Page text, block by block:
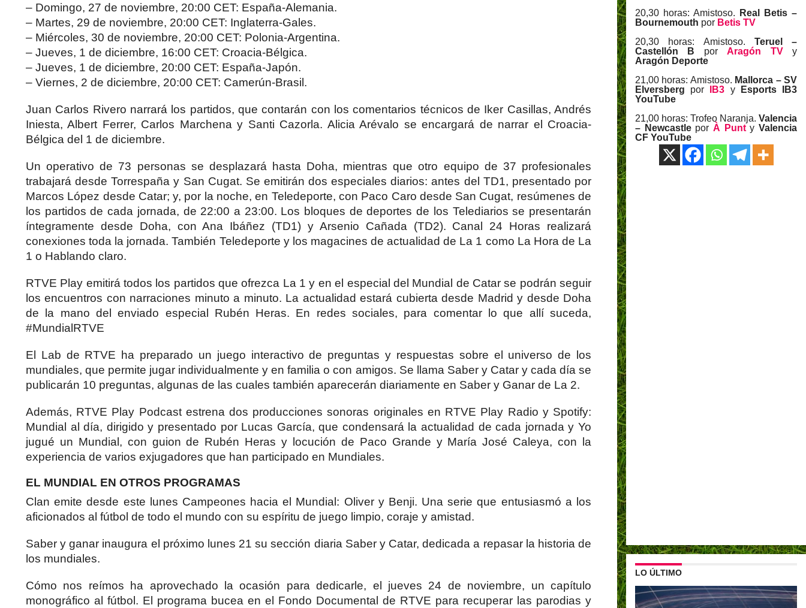
– Domingo, 27 de noviembre, 20:00 CET: España-Alemania.
– Martes, 29 de noviembre, 20:00 CET: Inglaterra-Gales.
– Miércoles, 30 de noviembre, 20:00 CET: Polonia-Argentina.
– Jueves, 1 de diciembre, 16:00 CET: Croacia-Bélgica.
– Jueves, 1 de diciembre, 20:00 CET: España-Japón.
– Viernes, 2 de diciembre, 20:00 CET: Camerún-Brasil.
Juan Carlos Rivero narrará los partidos, que contarán con los comentarios técnicos de Iker Casillas, Andrés
Iniesta, Albert Ferrer, Carlos Marchena y Santi Cazorla. Alicia Arévalo se encargará de narrar el Croacia-
Bélgica del 1 de diciembre.
Un operativo de 73 personas se desplazará hasta Doha, mientras que otro equipo de 37 profesionales
trabajará desde Torrespaña y San Cugat. Se emitirán dos especiales diarios: antes del TD1, presentado por
Marcos López desde Catar; y, por la noche, en Teledeporte, con Paco Caro desde San Cugat, resúmenes de
los partidos de cada jornada, de 22:00 a 23:00. Los bloques de deportes de los Telediarios se presentarán
íntegramente desde Doha, con Ana Ibáñez (TD1) y Arsenio Cañada (TD2). Canal 24 Horas realizará
conexiones toda la jornada. También Teledeporte y los magacines de actualidad de La 1 como La Hora de La
1 o Hablando claro.
RTVE Play emitirá todos los partidos que ofrezca La 1 y en el especial del Mundial de Catar se podrán seguir
los encuentros con narraciones minuto a minuto. La actualidad estará cubierta desde Madrid y desde Doha
de la mano del enviado especial Rubén Heras. En redes sociales, para comentar lo que allí suceda,
#MundialRTVE
El Lab de RTVE ha preparado un juego interactivo de preguntas y respuestas sobre el universo de los
mundiales, que permite jugar individualmente y en familia o con amigos. Se llama Saber y Catar y cada día se
publicarán 10 preguntas, algunas de las cuales también aparecerán diariamente en Saber y Ganar de La 2.
Además, RTVE Play Podcast estrena dos producciones sonoras originales en RTVE Play Radio y Spotify:
Mundial al día, dirigido y presentado por Lucas García, que condensará la actualidad de cada jornada y Yo
jugué un Mundial, con guion de Rubén Heras y locución de Paco Grande y María José Caleya, con la
experiencia de varios exjugadores que han participado en Mundiales.
EL MUNDIAL EN OTROS PROGRAMAS
Clan emite desde este lunes Campeones hacia el Mundial: Oliver y Benji. Una serie que entusiasmó a los
aficionados al fútbol de todo el mundo con su espíritu de juego limpio, coraje y amistad.
Saber y ganar inaugura el próximo lunes 21 su sección diaria Saber y Catar, dedicada a repasar la historia de
los mundiales.
Cómo nos reímos ha aprovechado la ocasión para dedicarle, el jueves 24 de noviembre, un capítulo
monográfico al fútbol. El programa bucea en el Fondo Documental de RTVE para recuperar las parodias y
20,30 horas: Amistoso.
Real Betis –
Bournemouth por Betis TV
20,30 horas: Amistoso. Teruel –
Castellón B
porAragón TVy
Aragón Deporte
21,00 horas: Amistoso. Mallorca – SV
Elversberg
por IB3 y
Esports IB3
YouTube
21,00 horas: Trofeo Naranja. Valencia
– Newcastle porÀ PuntyValencia
CF YouTube
LO ÚLTIMO